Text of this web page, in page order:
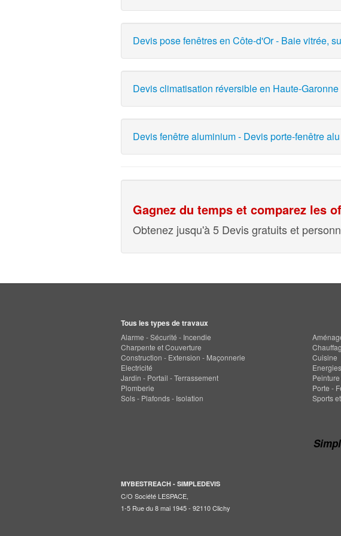
Devis pose fenêtres en Côte-d'Or - Baie vitrée,
Devis climatisation réversible en Haute-
Devis fenêtre aluminium - Devis porte-fenêtre
Gagnez du temps et comparez les
Obtenez jusqu'à 5 Devis gratuits et
Tous les types de travaux
Alarme - Sécurité - Incendie
Charpente et Couverture
Construction - Extension - Maçonnerie
Cuisine
Electricité
Jardin - Portail - Terrassement
Plomberie
Porte -
Sols - Plafonds - Isolation
Sports
MYBESTREACH - SIMPLEDEVIS
C/O Société LESPACE,
1-5 Rue du 8 mai 1945 - 92110 Clichy